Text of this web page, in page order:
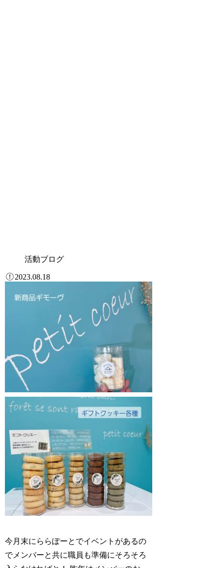
活動ブログ
2023.08.18
今月末にららぽーとでイベントがあるの
でメンバーと共に職員も準備にそろそろ